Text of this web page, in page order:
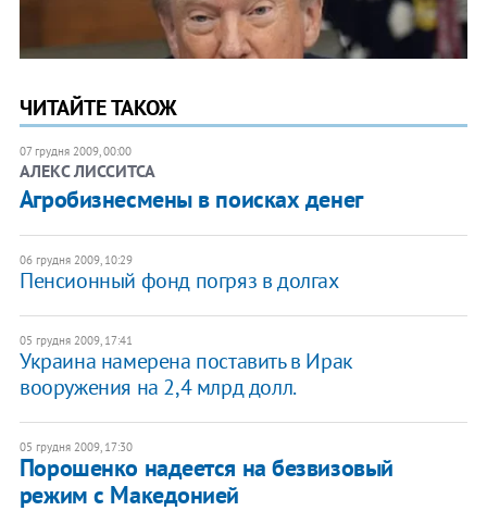
ЧИТАЙТЕ ТАКОЖ
07 грудня 2009, 00:00
АЛЕКС ЛИССИТСА
Агробизнесмены в поисках денег
06 грудня 2009, 10:29
Пенсионный фонд погряз в долгах
05 грудня 2009, 17:41
Украина намерена поставить в Ирак
вооружения на 2,4 млрд долл.
05 грудня 2009, 17:30
Порошенко надеется на безвизовый
режим с Македонией